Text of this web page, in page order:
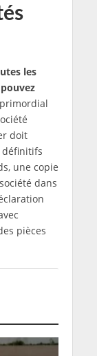
les
doit
définitifs
une copie
dans
pièces